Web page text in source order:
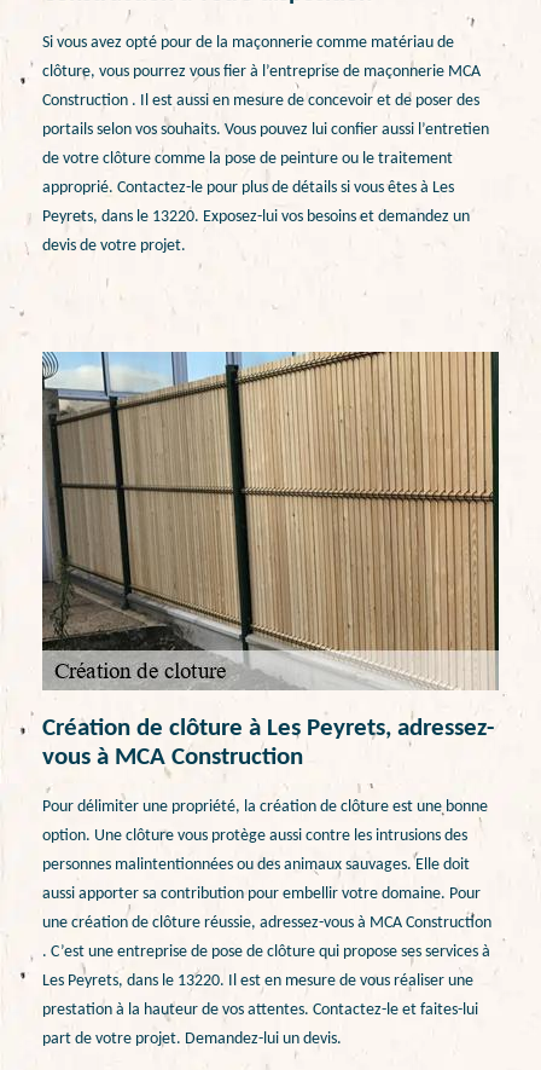
Si vous avez opté pour de la maçonnerie comme matériau de
clôture, vous pourrez vous fier à l’entreprise de maçonnerie MCA
Construction . Il est aussi en mesure de concevoir et de poser des
portails selon vos souhaits. Vous pouvez lui confier aussi l’entretien
de votre clôture comme la pose de peinture ou le traitement
approprié. Contactez-le pour plus de détails si vous êtes à Les
Peyrets, dans le 13220. Exposez-lui vos besoins et demandez un
devis de votre projet.
Création de clôture à Les Peyrets, adressez-
vous à MCA Construction
Pour délimiter une propriété, la création de clôture est une bonne
option. Une clôture vous protège aussi contre les intrusions des
personnes malintentionnées ou des animaux sauvages. Elle doit
aussi apporter sa contribution pour embellir votre domaine. Pour
une création de clôture réussie, adressez-vous à MCA Construction
. C’est une entreprise de pose de clôture qui propose ses services à
Les Peyrets, dans le 13220. Il est en mesure de vous réaliser une
prestation à la hauteur de vos attentes. Contactez-le et faites-lui
part de votre projet. Demandez-lui un devis.